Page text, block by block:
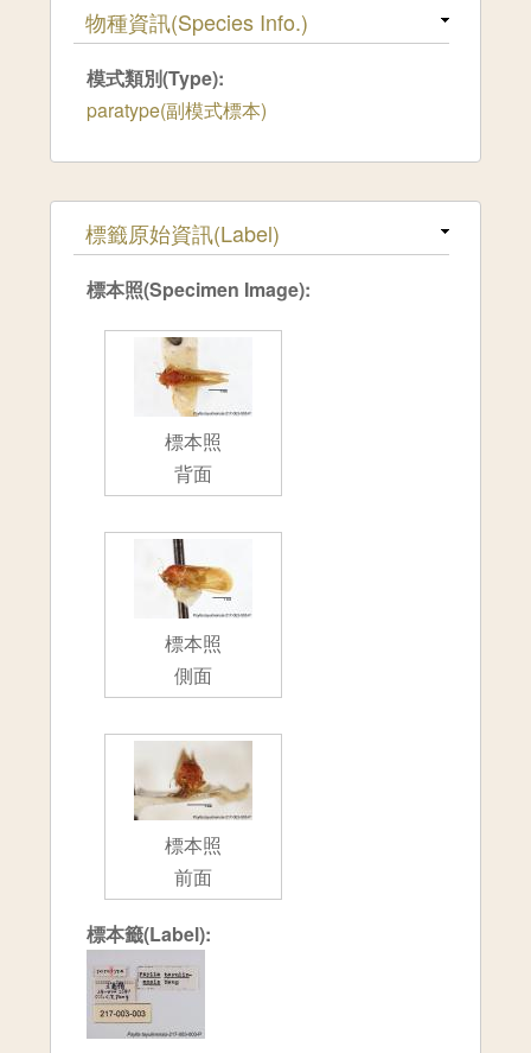
隱藏
物種資訊(Species Info.)
模式類別(Type):
paratype(副模式標本)
隱藏
標籤原始資訊(Label)
標本照(Specimen Image):
標本照
背面
標本照
側面
標本照
前面
標本籤(Label):